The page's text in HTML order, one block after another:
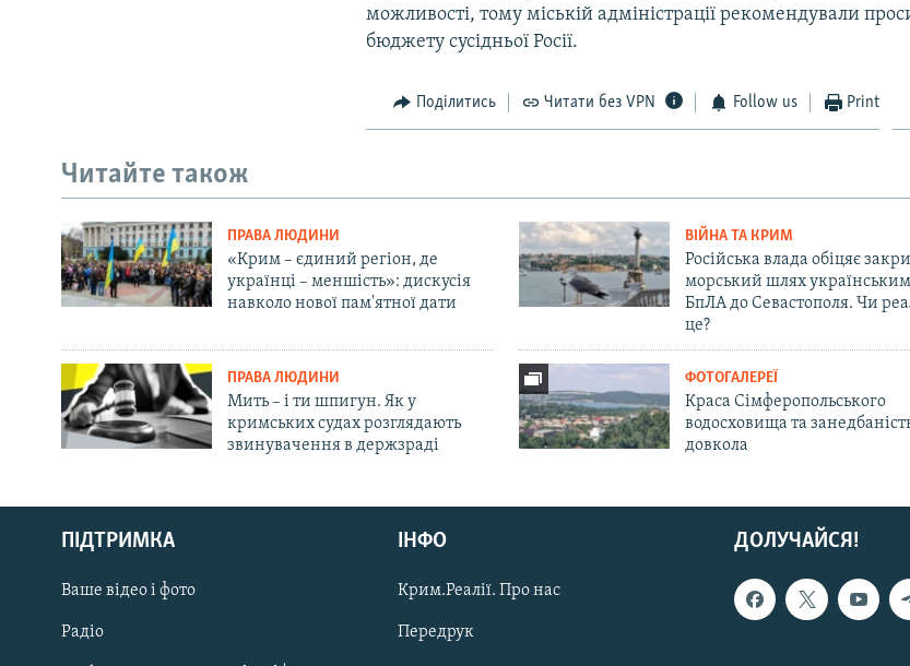
Русский
Qırımtatar
ДОЛУЧАЙСЯ!
можливості, тому міській адміністрації рекомендували
бюджету сусідньої Росії.
Поділитись Читати без VPN Follow us Print
Читайте також
ПРАВА ЛЮДИНИ
«Крим – єдиний регіон, де
українці – меншість»: дискусія
навколо нової пам'ятної дати
ВІЙНА ТА КРИМ
Російська влада обіцяє
морський шлях українським
БпЛА до Севастополя. Чи
це?
ПРАВА ЛЮДИНИ
Мить – і ти шпигун. Як у
кримських судах розглядають
звинувачення в держзраді
ФОТОГАЛЕРЕЇ
Краса Сімферопольського
водосховища та
довкола
ДОЛУЧАЙСЯ!
ПІДТРИМКА
Ваше відео і фото
Радіо
ІНФО
Крим.Реалії. Про нас
Передрук